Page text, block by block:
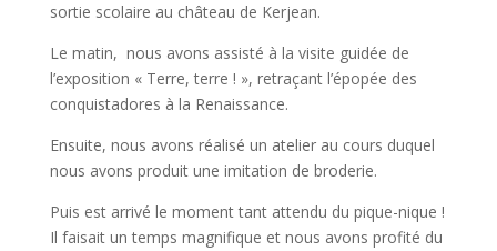
sortie scolaire au château de Kerjean.
Le matin, nous avons assisté à la visite guidée de
l’exposition « Terre, terre ! », retraçant l’épopée des
conquistadores à la Renaissance.
Ensuite, nous avons réalisé un atelier au cours duquel
nous avons produit une imitation de broderie.
Puis est arrivé le moment tant attendu du pique-nique !
Il faisait un temps magnifique et nous avons profité du